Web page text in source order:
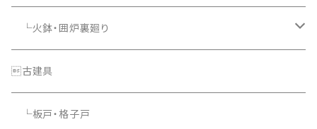
└火鉢・囲炉裏廻り
└照明器具
古建具
└板戸・格子戸